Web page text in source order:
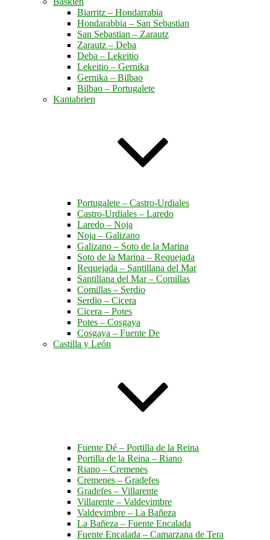
Biarritz – Hondarrabia
Hondarabbia – San Sebastian
San Sebastian – Zarautz
Zarautz – Deba
Deba – Lekeitio
Lekeitio – Gernika
Gernika – Bilbao
Bilbao – Portugalete
Kantabrien
Portugalete – Castro-Urdiales
Castro-Urdiales – Laredo
Laredo – Noja
Noja – Galizano
Galizano – Soto de la Marina
Soto de la Marina – Requejada
Requejada – Santillana del Mar
Santillana del Mar – Comillas
Comillas – Serdio
Serdio – Cicera
Cicera – Potes
Potes – Cosgaya
Cosgaya – Fuente De
Castilla y León
Fuente Dé – Portilla de la Reina
Portilla de la Reina – Riano
Riano – Cremenes
Cremenes – Gradefes
Gradefes – Villarente
Villarente – Valdevimbre
Valdevimbre – La Bañeza
La Bañeza – Fuente Encalada
Fuente Encalada – Camarzana de Tera